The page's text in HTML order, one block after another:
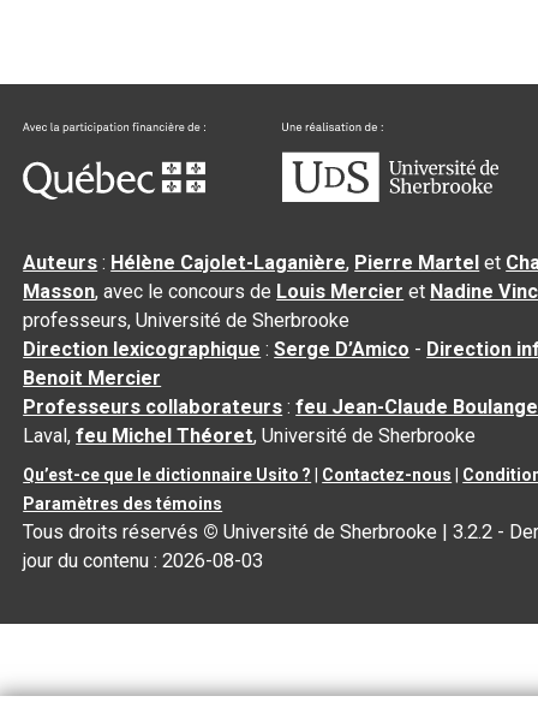
Auteurs : Hélène Cajolet-Laganière, Pierre Martel et
Masson, avec le concours de Louis Mercier et Nadine
professeurs, Université de Sherbrooke
Direction lexicographique :Serge D’Amico - Direction
Benoit Mercier
Professeurs collaborateurs :feu Jean-Claude
Laval,feu Michel Théoret, Université de Sherbrooke
Qu’est-ce que le dictionnaire Usito ? Contactez-nous
Paramètres des témoins
Tous droits réservés © Université de Sherbrooke |3.2.2 -
jour du contenu :2026-08-03